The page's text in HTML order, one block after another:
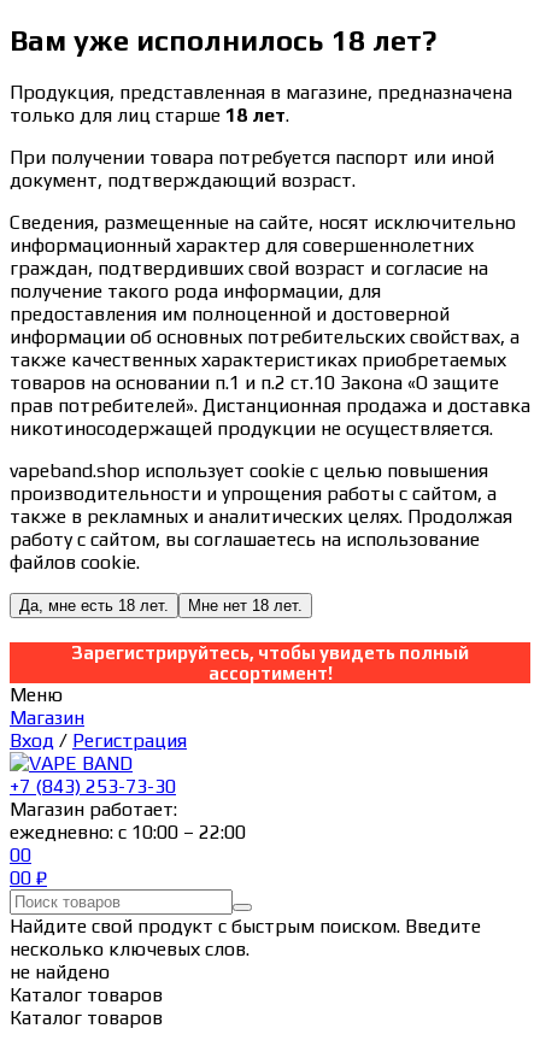
Вам уже исполнилось 18 лет?
Продукция, представленная в магазине, предназначена
только для лиц старше 18 лет.
При получении товара потребуется паспорт или иной
документ, подтверждающий возраст.
Сведения, размещенные на сайте, носят исключительно
информационный характер для совершеннолетних
граждан, подтвердивших свой возраст и согласие на
получение такого рода информации, для
предоставления им полноценной и достоверной
информации об основных потребительских свойствах, а
также качественных характеристиках приобретаемых
товаров на основании п.1 и п.2 ст.10 Закона «О защите
прав потребителей». Дистанционная продажа и доставка
никотиносодержащей продукции не осуществляется.
vapeband.shop использует cookie c целью повышения
производительности и упрощения работы с сайтом, а
также в рекламных и аналитических целях. Продолжая
работу с сайтом, вы соглашаетесь на использование
файлов cookie.
Да, мне есть 18 лет. Мне нет 18 лет.
Зарегистрируйтесь, чтобы увидеть полный
ассортимент!
Меню
Магазин
Вход / Регистрация
+7 (843) 253-73-30
Магазин работает:
ежедневно: с 10:00 – 22:00
00
00 ₽
Найдите свой продукт с быстрым поиском. Введите
несколько ключевых слов.
не найдено
Каталог товаров
Каталог товаров